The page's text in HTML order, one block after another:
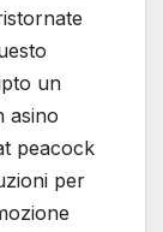
un
asino
peacock
per